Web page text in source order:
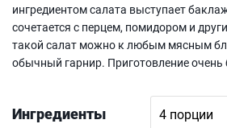
ингредиентом салата выступает
сочетается с перцем, помидором и
такой салат можно к любым мясным
обычный гарнир. Приготовление очень
Ингредиенты